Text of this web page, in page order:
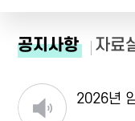
공지사항
2026년
자료